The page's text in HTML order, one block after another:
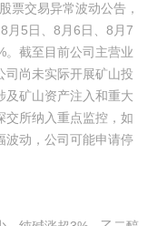
票交易异常波动公告，
月5日、8月6日、8月7
。截至目前公司主营业
司尚未实际开展矿山投
及矿山资产注入和重大
交所纳入重点监控，如
波动，公司可能申请停